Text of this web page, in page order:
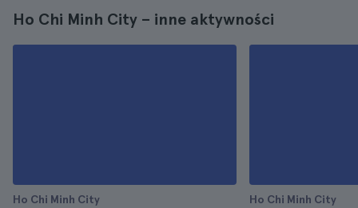
Ho Chi Minh City – inne aktywności
Ho Chi Minh City Ho Chi Minh City